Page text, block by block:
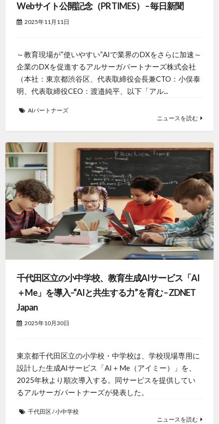
Webサイト公開記念（PR TIMES） – 毎日新聞
2025年11月11日
～教育現場が“使いやすい”AIで業界のDXをさらに加速～
企業のDXを促進するアルサーガパートナーズ株式会社
（本社：東京都渋谷区、代表取締役会長兼CTO：小俣泰
明、代表取締役CEO：渡邉純平、以下「アル...
AIパートナーズ
ニュースを読む
千代田区立の小中学校、教育生成AIサービス「AI
＋Me」を導入–“AIと共生する力”を育む – ZDNET
Japan
2025年10月30日
東京都千代田区立の小学校・中学校は、学校現場専用に
設計した生成AIサービス「AI＋Me（アイミー）」を、
2025年秋より順次導入する。同サービスを提供してい
るアルサーガパートナーズが発表した。
千代田区/小中学校
ニュースを読む